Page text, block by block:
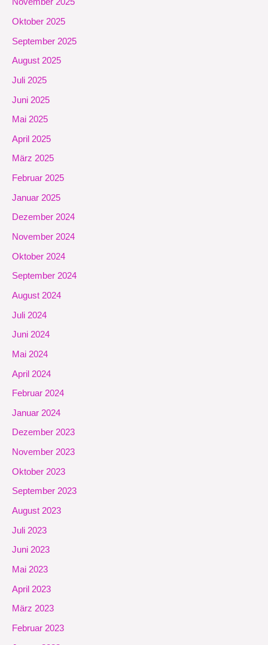
November 2025
Oktober 2025
September 2025
August 2025
Juli 2025
Juni 2025
Mai 2025
April 2025
März 2025
Februar 2025
Januar 2025
Dezember 2024
November 2024
Oktober 2024
September 2024
August 2024
Juli 2024
Juni 2024
Mai 2024
April 2024
Februar 2024
Januar 2024
Dezember 2023
November 2023
Oktober 2023
September 2023
August 2023
Juli 2023
Juni 2023
Mai 2023
April 2023
März 2023
Februar 2023